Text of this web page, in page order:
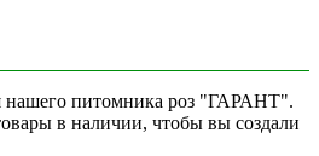
нашего питомника роз "ГАРАНТ".
в наличии, чтобы вы создали